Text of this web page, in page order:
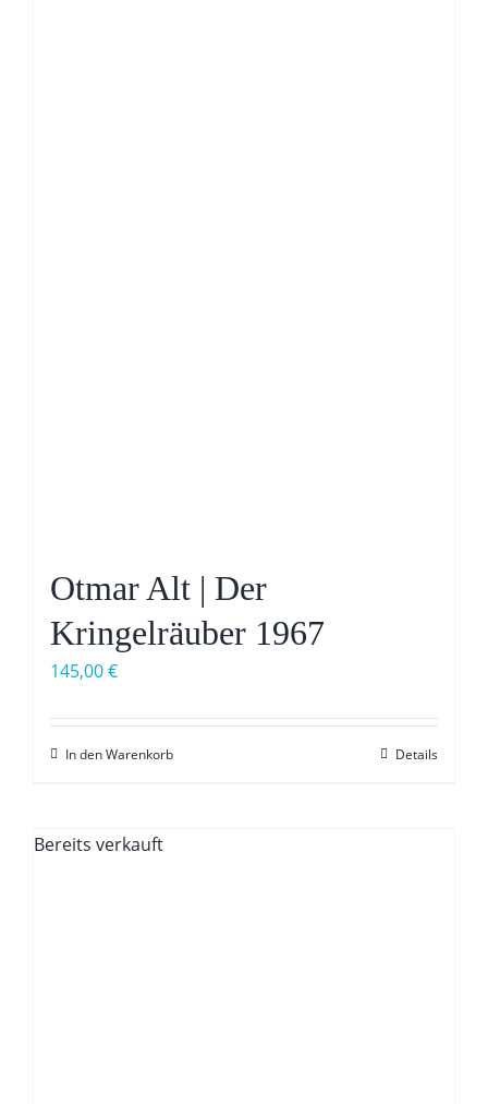
Otmar Alt | Der
Kringelräuber 1967
145,00€
In den Warenkorb Details
Bereits verkauft